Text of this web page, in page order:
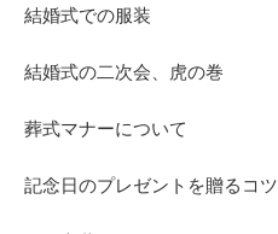
結婚式での服装
結婚式の二次会、虎の巻
葬式マナーについて
記念日のプレゼントを贈るコツ